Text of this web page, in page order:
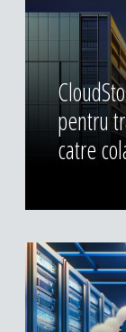
pentru
catre